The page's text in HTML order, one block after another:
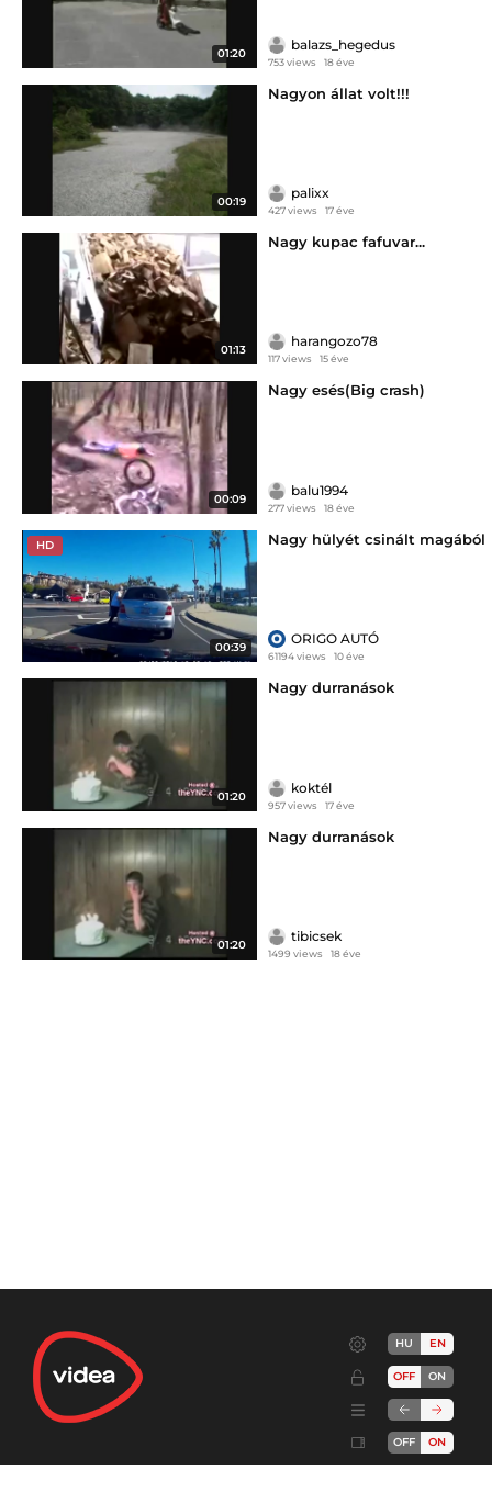
01:20
balazs_hegedus
753 views 18 éve
00:19
Nagyon állat volt!!!
palixx
427 views 17 éve
01:13
Nagy kupac fafuvar...
harangozo78
117 views 15 éve
00:09
Nagy esés(Big crash)
balu1994
277 views 18 éve
HD
00:39
Nagy hülyét csinált magából
ORIGO AUTÓ
61194 views 10 éve
01:20
Nagy durranások
koktél
957 views 17 éve
01:20
Nagy durranások
tibicsek
1499 views 18 éve
HU EN
OFF ON
OFF ON